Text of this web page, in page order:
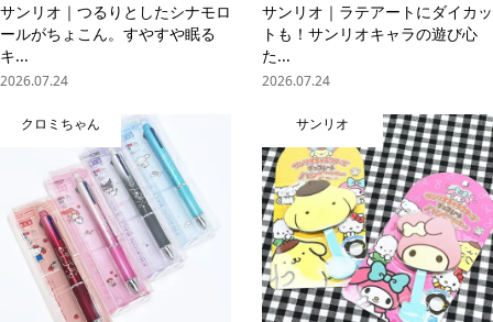
サンリオ｜つるりとしたシナモロ
ールがちょこん。すやすや眠る
キ...
2026.07.24
サンリオ｜ラテアートにダイカッ
トも！サンリオキャラの遊び心
た...
2026.07.24
クロミちゃん サンリオ